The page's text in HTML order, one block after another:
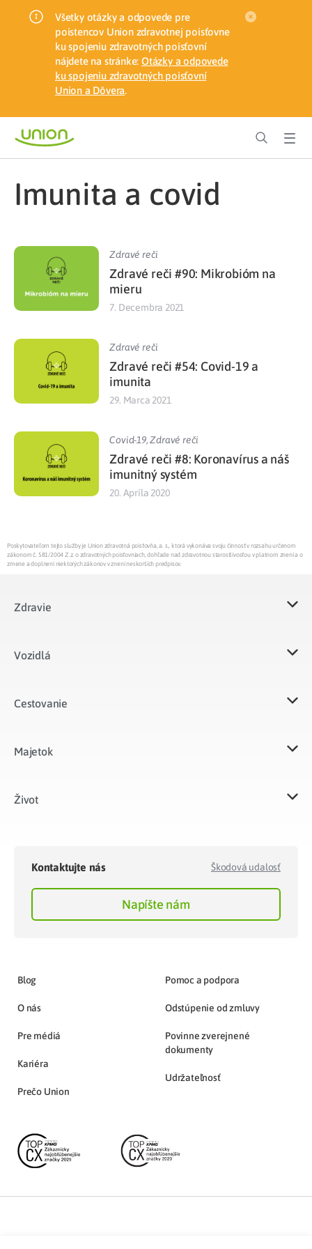
Všetky otázky a odpovede pre
poistencov Union zdravotnej poisťovne
ku spojeniu zdravotných poisťovní
nájdete na stránke: Otázky a odpovede
ku spojeniu zdravotných poisťovní
Union a Dôvera.
imunita a covid
Zdravé reči
Zdravé reči #90: Mikrobióm na
mieru
7. Decembra 2021
Zdravé reči
Zdravé reči #54: Covid-19 a
imunita
29. Marca 2021
Covid-19,Zdravé reči
Zdravé reči #8: Koronavírus a náš
imunitný systém
20. Apríla 2020
Poskytovateľom tejto služby je Union zdravotná poisťovňa, a. s., ktorá vykonáva svoju činnosť v rozsahu určenom
zákonom č. 581/2004 Z.z. o zdravotných poisťovniach, dohľade nad zdravotnou starostlivosťou v platnom znení a o
zmene a doplnení niektorých zákonov v znení neskorších predpisov.
Zdravie
Vozidlá​
Cestovanie
Majetok​
Život​
Kontaktujte nás Škodová udalosť
Napíšte nám
Blog
O nás
Pre médiá
Kariéra
Prečo Union
Pomoc a podpora
Odstúpenie od zmluvy
Povinne zverejnené
dokumenty
Udržateľnosť